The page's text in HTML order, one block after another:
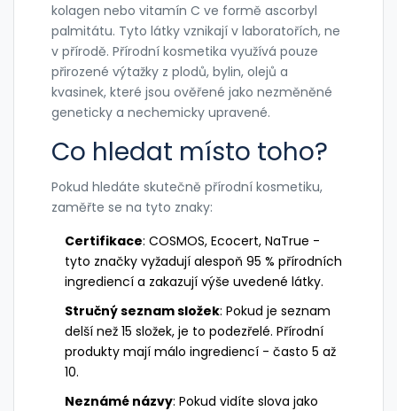
kolagen nebo vitamín C ve formě ascorbyl
palmitátu. Tyto látky vznikají v laboratořích, ne
v přírodě. Přírodní kosmetika využívá pouze
přirozené výtažky z plodů, bylin, olejů a
kvasinek, které jsou ověřené jako nezměněné
geneticky a nechemicky upravené.
Co hledat místo toho?
Pokud hledáte skutečně přírodní kosmetiku,
zaměřte se na tyto znaky:
Certifikace: COSMOS, Ecocert, NaTrue -
tyto značky vyžadují alespoň 95 % přírodních
ingrediencí a zakazují výše uvedené látky.
Stručný seznam složek: Pokud je seznam
delší než 15 složek, je to podezřelé. Přírodní
produkty mají málo ingrediencí - často 5 až
10.
Neznámé názvy: Pokud vidíte slova jako